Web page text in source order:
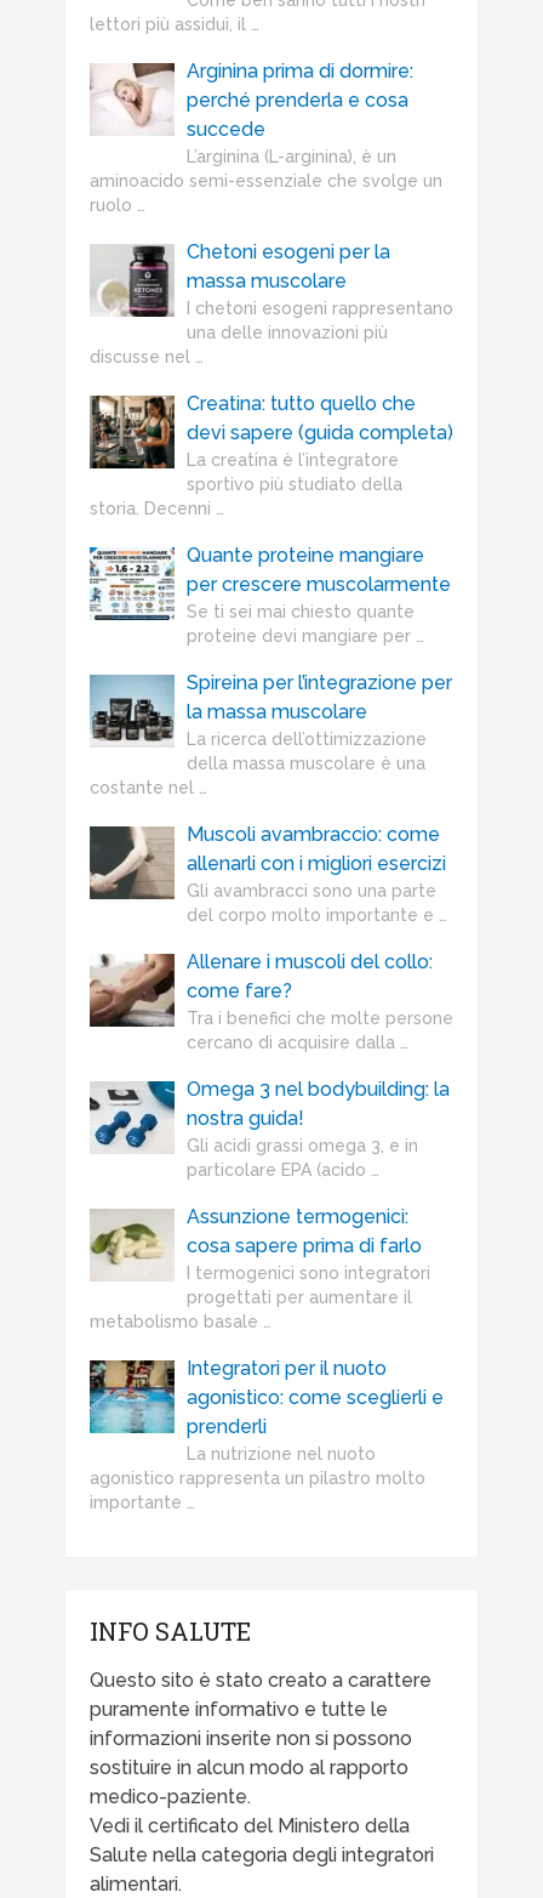
lettori più assidui, il …
Arginina prima di dormire:
perché prenderla e cosa
succede
L’arginina (L-arginina), è un
aminoacido semi-essenziale che svolge un
ruolo …
Chetoni esogeni per la
massa muscolare
I chetoni esogeni rappresentano
una delle innovazioni più
discusse nel …
Creatina: tutto quello che
devi sapere (guida completa)
La creatina è l’integratore
sportivo più studiato della
storia. Decenni …
Quante proteine mangiare
per crescere muscolarmente
Se ti sei mai chiesto quante
proteine devi mangiare per …
Spireina per l’integrazione per
la massa muscolare
La ricerca dell’ottimizzazione
della massa muscolare è una
costante nel …
Muscoli avambraccio: come
allenarli con i migliori esercizi
Gli avambracci sono una parte
del corpo molto importante e …
Allenare i muscoli del collo:
come fare?
Tra i benefici che molte persone
cercano di acquisire dalla …
Omega 3 nel bodybuilding: la
nostra guida!
Gli acidi grassi omega 3, e in
particolare EPA (acido …
Assunzione termogenici:
cosa sapere prima di farlo
I termogenici sono integratori
progettati per aumentare il
metabolismo basale …
Integratori per il nuoto
agonistico: come sceglierli e
prenderli
La nutrizione nel nuoto
agonistico rappresenta un pilastro molto
importante …
INFO SALUTE
Questo sito è stato creato a carattere
puramente informativo e tutte le
informazioni inserite non si possono
sostituire in alcun modo al rapporto
medico-paziente.
Vedi il certificato del Ministero della
Salute nella categoria degli integratori
alimentari.